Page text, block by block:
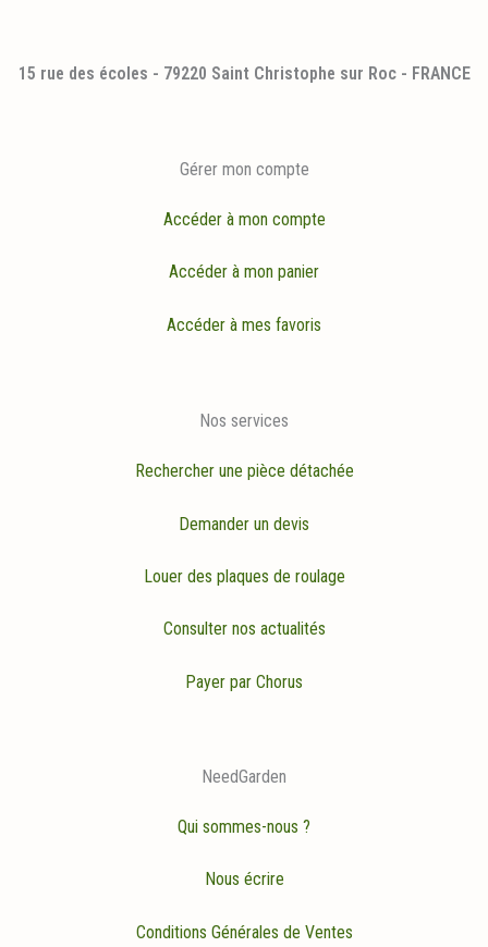
15 rue des écoles - 79220 Saint Christophe sur Roc - FRANCE
Gérer mon compte
Accéder à mon compte
Accéder à mon panier
Accéder à mes favoris
Nos services
Rechercher une pièce détachée
Demander un devis
Louer des plaques de roulage
Consulter nos actualités
Payer par Chorus
NeedGarden
Qui sommes-nous ?
Nous écrire
Conditions Générales de Ventes